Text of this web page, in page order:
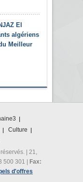
El
algériens
Meilleur
Culture
| 21,
500 301 | Fax:
d'offres